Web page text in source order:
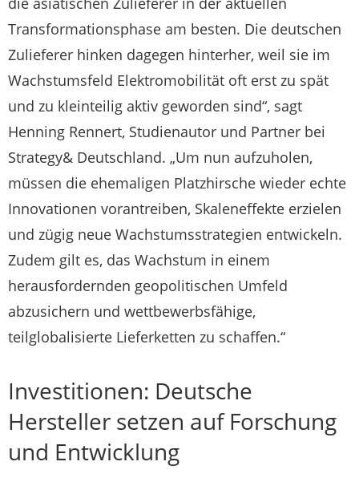
Transformationsphase am besten. Die deutschen
Zulieferer hinken dagegen hinterher, weil sie im
Wachstumsfeld Elektromobilität oft erst zu spät
und zu kleinteilig aktiv geworden sind“, sagt
Henning Rennert, Studienautor und Partner bei
Strategy& Deutschland. „Um nun aufzuholen,
müssen die ehemaligen Platzhirsche wieder echte
Innovationen vorantreiben, Skaleneffekte erzielen
und zügig neue Wachstumsstrategien entwickeln.
Zudem gilt es, das Wachstum in einem
herausfordernden geopolitischen Umfeld
abzusichern und wettbewerbsfähige,
teilglobalisierte Lieferketten zu schaffen.“
Investitionen: Deutsche
Hersteller setzen auf Forschung
und Entwicklung